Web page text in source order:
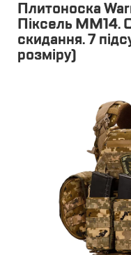
Плитоноска
Піксель ММ14.
скидання. 7
розміру)